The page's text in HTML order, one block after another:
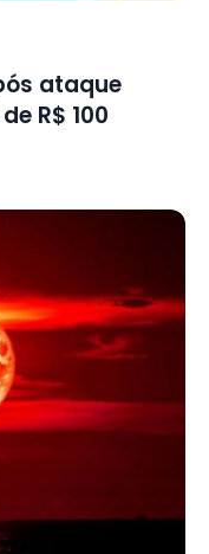
ataque
R$ 100